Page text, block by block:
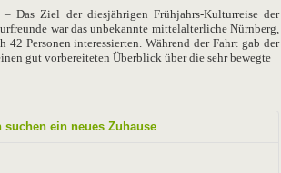
Das Ziel der diesjährigen Frühjahrs-Kulturreise der
war das unbekannte mittelalterliche Nürnberg,
42 Personen interessierten. Während der Fahrt gab der
gut vorbereiteten Überblick über die sehr bewegte
suchen ein neues Zuhause